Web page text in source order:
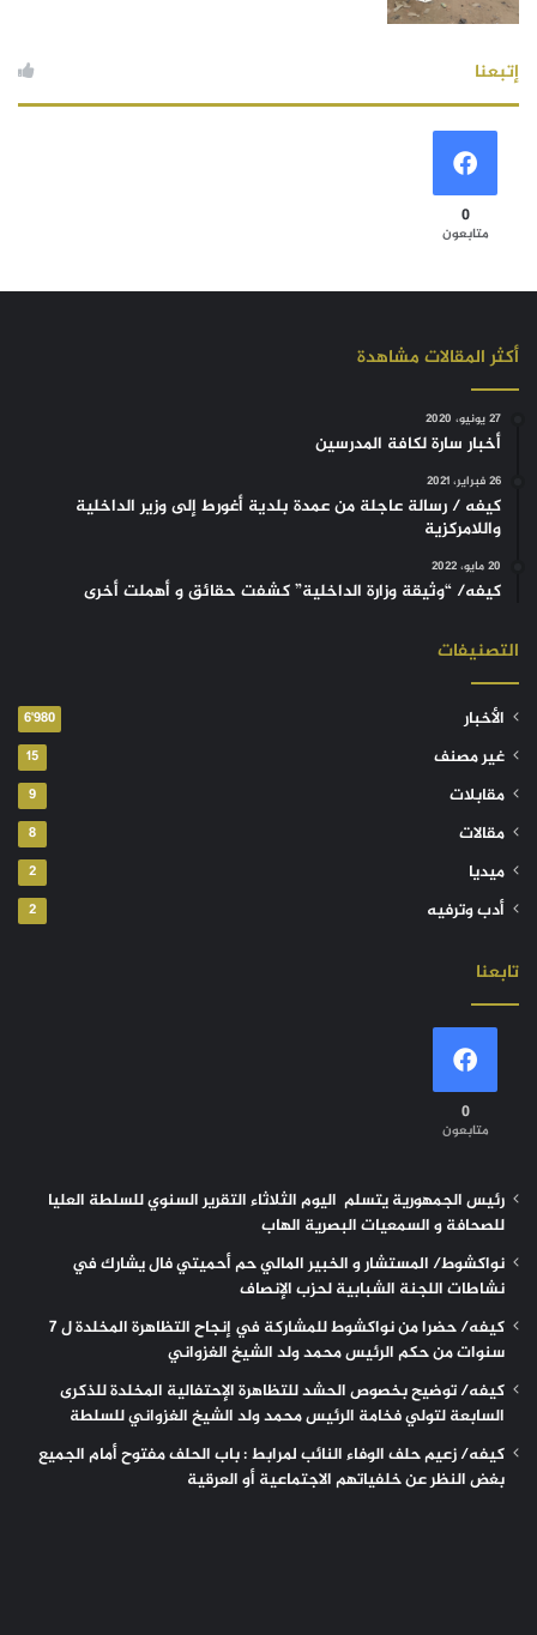
إتبعنا
0
متابعون
أكثر المقالات مشاهدة
27 يونيو، 2020
أخبار سارة لكافة المدرسين
26 فبراير، 2021
كيفه / رسالة عاجلة من عمدة بلدية أغورط إلى وزير الداخلية
واللامركزية
20 مايو، 2022
كيفه/ “وثيقة وزارة الداخلية” كشفت حقائق و أهملت أخرى
التصنيفات
الأخبار 6٬980
غير مصنف 15
مقابلات 9
مقالات 8
ميديا 2
أدب وترفيه 2
تابعنا
0
متابعون
رئيس الجمهورية يتسلم اليوم الثلاثاء التقرير السنوي للسلطة العليا
للصحافة و السمعيات البصرية الهاب
نواكشوط/ المستشار و الخبير المالي حم أحميتي فال يشارك في
نشاطات اللجنة الشبابية لحزب الإنصاف
كيفه/ حضرا من نواكشوط للمشاركة في إنجاح التظاهرة المخلدة ل 7
سنوات من حكم الرئيس محمد ولد الشيخ الغزواني
كيفه/ توضيح بخصوص الحشد للتظاهرة الإحتفالية المخلدة للذكرى
السابعة لتولي فخامة الرئيس محمد ولد الشيخ الغزواني للسلطة
كيفه/ زعيم حلف الوفاء النائب لمرابط : باب الحلف مفتوح أمام الجميع
بغض النظر عن خلفياتهم الاجتماعية أو العرقية